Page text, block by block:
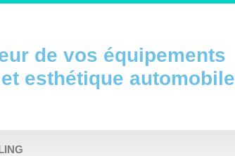
de vos équipements
esthétique automobile